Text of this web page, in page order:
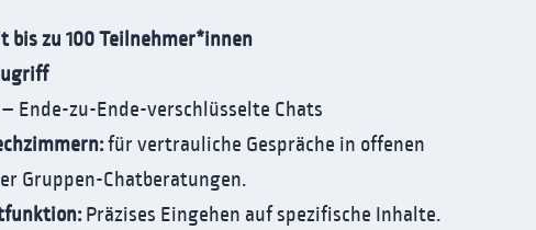
bis zu 100 Teilnehmer*innen
Ende-zu-Ende-verschlüsselte Chats
für vertrauliche Gespräche in offenen
Gruppen-Chatberatungen.
Präzises Eingehen auf spezifische Inhalte.